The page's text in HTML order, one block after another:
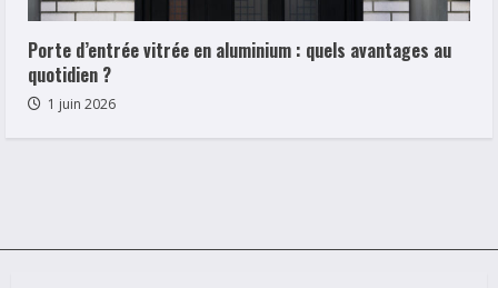
Porte d’entrée vitrée en aluminium : quels avantages au
quotidien ?
1 juin 2026